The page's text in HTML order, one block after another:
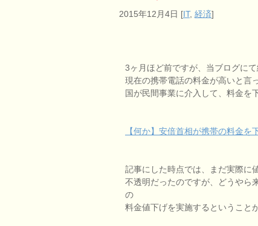
2015年12月4日 [IT, 経済]
3ヶ月ほど前ですが、当ブログに
現在の携帯電話の料金が高いと言
国が民間事業に介入して、料金を
【何か】安倍首相が携帯の料金を
記事にした時点では、まだ実際に
不透明だったのですが、どうやら
の
料金値下げを実施するということ